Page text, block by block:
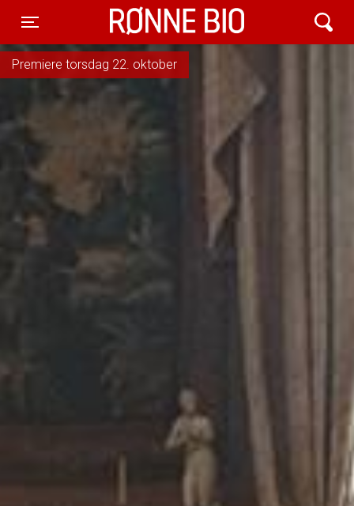
Toggle navigation
Rønne Bio
Premiere torsdag 22. oktober